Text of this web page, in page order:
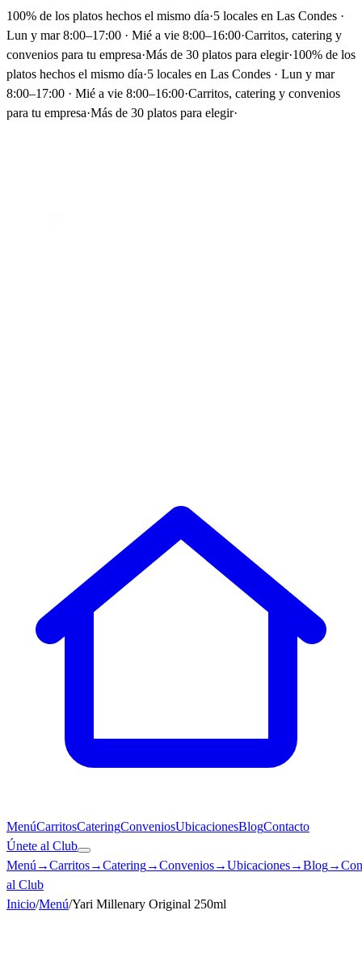
100% de los platos hechos el mismo día·5 locales en Las Condes ·
Lun y mar 8:00–17:00 · Mié a vie 8:00–16:00·Carritos, catering y
convenios para tu empresa·Más de 30 platos para elegir·100% de los
platos hechos el mismo día·5 locales en Las Condes · Lun y mar
8:00–17:00 · Mié a vie 8:00–16:00·Carritos, catering y convenios
para tu empresa·Más de 30 platos para elegir·
MenúCarritosCateringConveniosUbicacionesBlogContacto
Únete al Club
Menú →Carritos→Catering→Convenios→Ubicaciones→Blog→
al Club
Inicio/Menú/Yari Millenary Original 250ml